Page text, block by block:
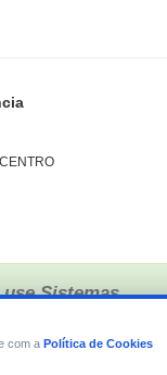
com a Política de Cookies
Sistemas